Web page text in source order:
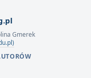
Gmerek